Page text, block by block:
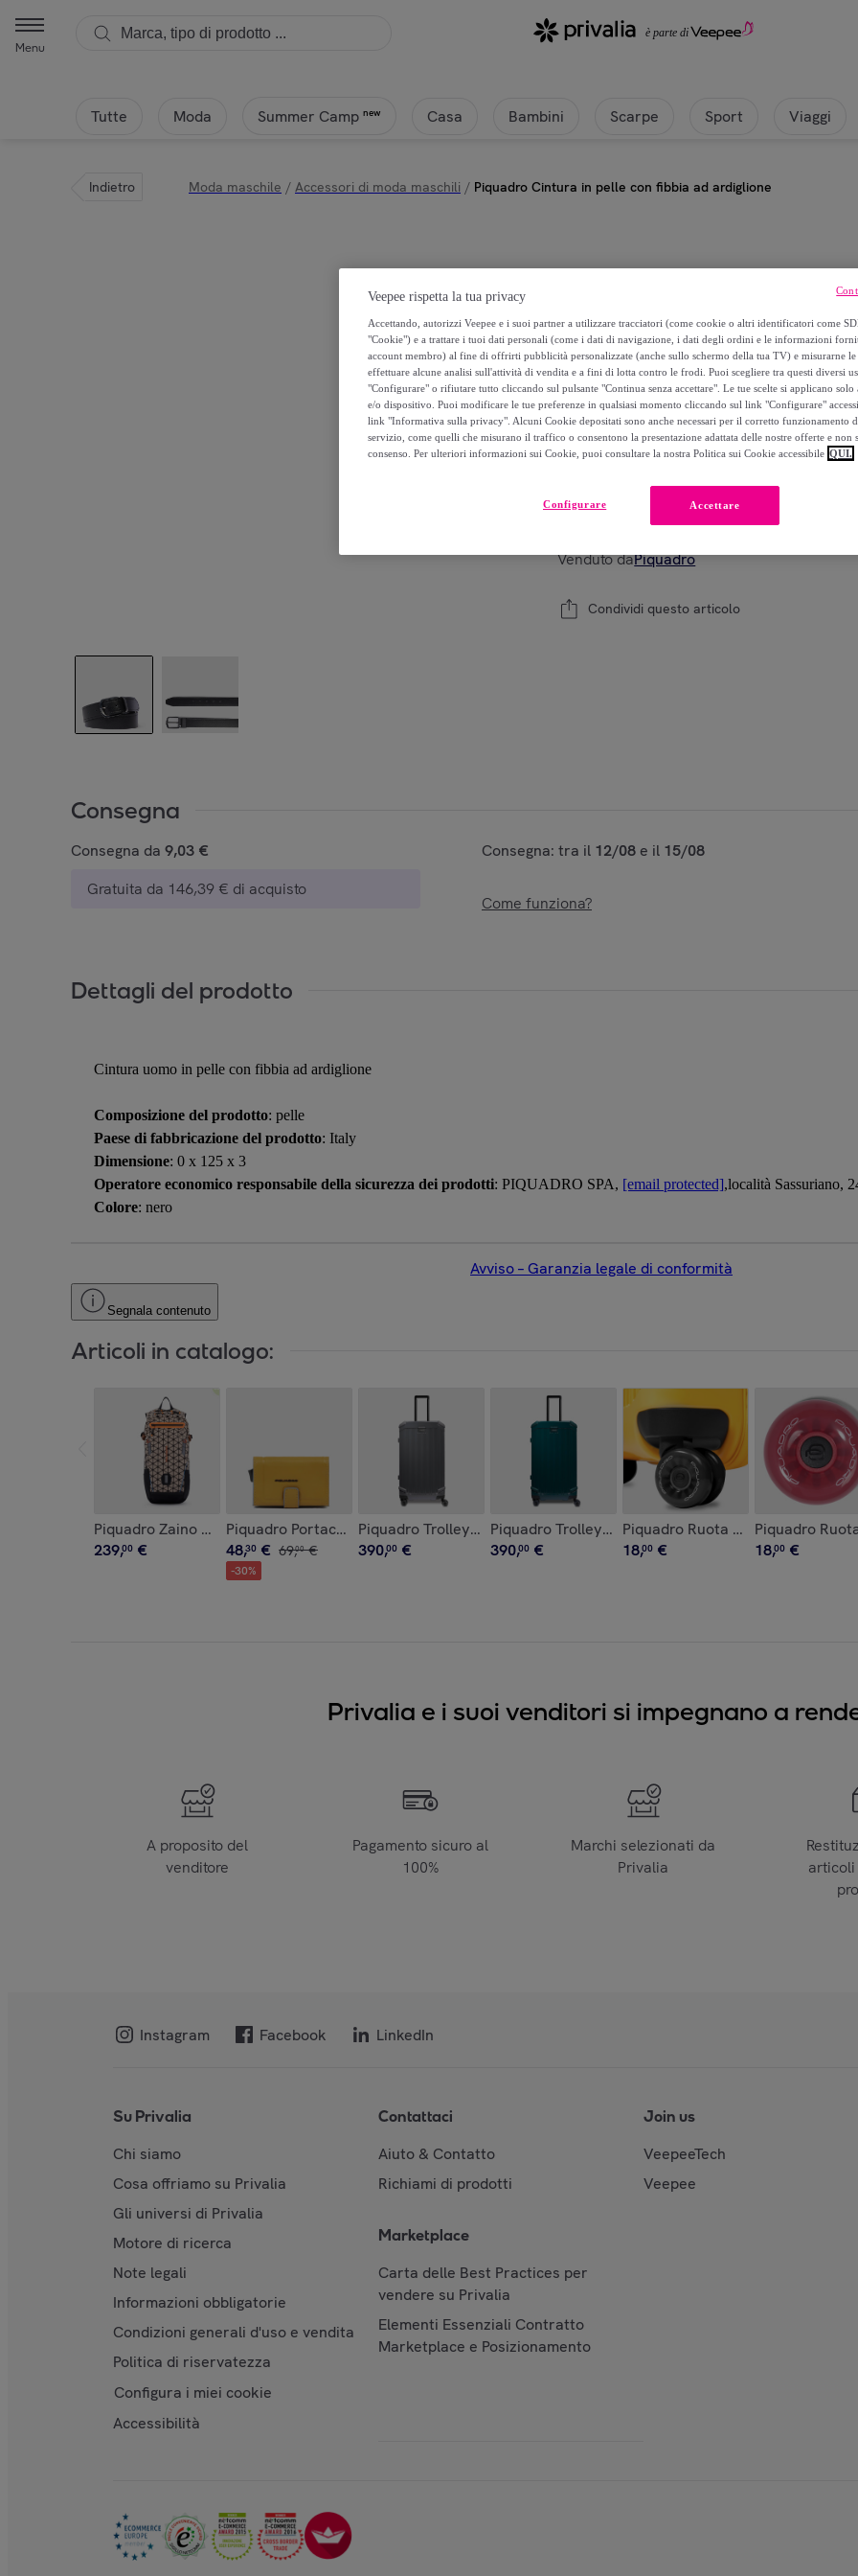
Menu
Tutte Moda Summer Camp new Casa Bambini Scarpe Sport Viaggi
Indietro Moda maschile / Accessori di moda maschili / Piquadro Cintura in pelle con fibbia ad ardiglione
Piquadro
Piquadro Cintura in pelle con
85,00 €
1 Aggiungi al carrello
Venduto daPiquadro
Condividi questo articolo
Consegna
Consegna da 9,03 €
Gratuita da 146,39 € di acquisto
Consegna: tra il 12/08 e il 15/08
Come funziona?
Dettagli del prodotto
Cintura uomo in pelle con fibbia ad ardiglione
Composizione del prodotto: pelle
Paese di fabbricazione del prodotto: Italy
Dimensione: 0 x 125 x 3
Operatore economico responsabile della sicurezza dei prodotti: PIQUADRO SPA, [email protected],località Sassuriano,
Colore: nero
Avviso – Garanzia legale di conformità
Segnala contenuto
Articoli in catalogo:
Piquadro Zaino da biking
239,00 €
Piquadro Portacarte automatico
48,30 € 69,00 €
-30%
Piquadro Trolley rigido a 4 ruote modello trunk piccolo
390,00 €
Piquadro Trolley rigido a 4 ruote modello trunk
390,00 €
Piquadro Ruota doppia
18,00 €
Piquadro
18,00 €
Privalia e i suoi venditori si impegnano a
A proposito del
venditore
Pagamento sicuro al
100%
Marchi selezionati da
Privalia
articoli
Instagram Facebook LinkedIn
Su Privalia
Chi siamo
Cosa offriamo su Privalia
Gli universi di Privalia
Motore di ricerca
Note legali
Informazioni obbligatorie
Condizioni generali d'uso e vendita
Politica di riservatezza
Configura i miei cookie
Accessibilità
Contattaci
Aiuto & Contatto
Richiami di prodotti
Marketplace
Carta delle Best Practices per
vendere su Privalia
Elementi Essenziali Contratto
Marketplace e Posizionamento
Join us
VeepeeTech
Veepee
Veepee rispetta la tua privacy
Accettando, autorizzi Veepee e i suoi partner a utilizzare tracciatori (come cookie o altri identificatori come
"Cookie") e a trattare i tuoi dati personali (come i dati di navigazione, i dati degli ordini e le informazioni
account membro) al fine di offrirti pubblicità personalizzate (anche sullo schermo della tua TV) e misurarne le
effettuare alcune analisi sull'attività di vendita e a fini di lotta contro le frodi. Puoi scegliere tra questi diversi
"Configurare" o rifiutare tutto cliccando sul pulsante "Continua senza accettare". Le tue scelte si applicano solo
e/o dispositivo. Puoi modificare le tue preferenze in qualsiasi momento cliccando sul link "Configurare"
link "Informativa sulla privacy". Alcuni Cookie depositati sono anche necessari per il corretto funzionamento
servizio, come quelli che misurano il traffico o consentono la presentazione adattata delle nostre offerte e non
consenso. Per ulteriori informazioni sui Cookie, puoi consultare la nostra Politica sui Cookie accessibile QUI.
Accettare
Configurare